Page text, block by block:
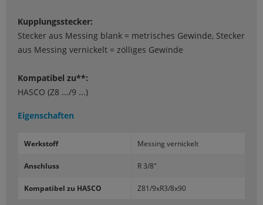
Kupplungsstecker:
Stecker aus Messing blank = metrisches Gewinde, Stecker
aus Messing vernickelt = zölliges Gewinde
Kompatibel zu**:
HASCO (Z8 .../9 ...)
Eigenschaften
Werk­stoff Mes­sing ver­ni­ckelt
An­schluss R 3/8"
Kom­pa­ti­bel zu HASCO Z81/9xR3/8x90